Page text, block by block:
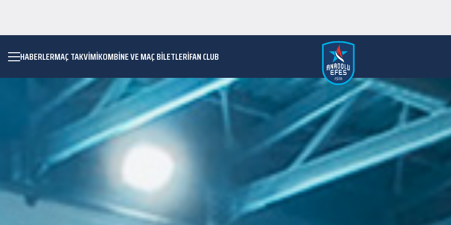
HABERLERMAÇ TAKVIMIKOMBİNE VE MAÇ BİLETLERİFAN CLUB